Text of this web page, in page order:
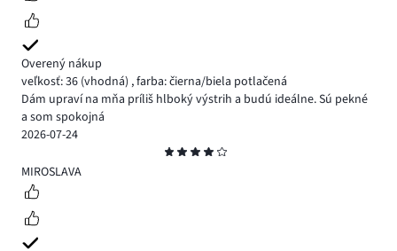
Overený nákup
veľkosť: 36 (vhodná) ,farba: čierna/biela potlačená
Dám upraví na mňa príliš hlboký výstrih a budú ideálne. Sú pekné
a som spokojná
2026-07-24
4
MIROSLAVA